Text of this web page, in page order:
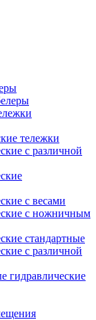
тележки
с различной
с весами
с ножничным
стандартные
с различной
гидравлические